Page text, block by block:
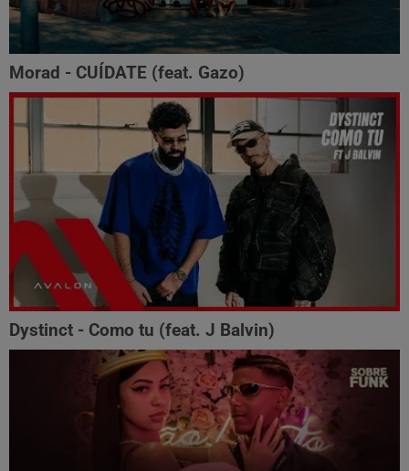
Morad - CUÍDATE (feat. Gazo)
Dystinct - Como tu (feat. J Balvin)